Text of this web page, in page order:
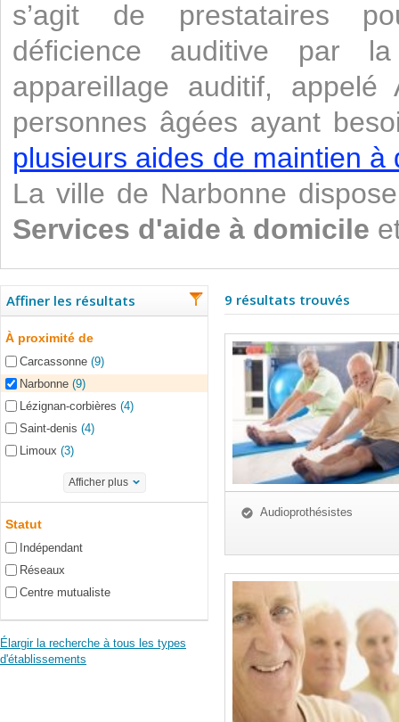
s’agit de prestataires
déficience auditive par
appareillage auditif, appelé
personnes âgées ayant
plusieurs aides de maintien
La ville de Narbonne
Services d'aide à domicile
Affiner les résultats
À proximité de
Carcassonne (9)
Narbonne (9)
Lézignan-corbières (4)
Saint-denis (4)
Limoux (3)
Afficher plus
Statut
Indépendant
Réseaux
Centre mutualiste
Élargir la recherche à tous les types
d'établissements
9 résultats trouvés
Audioprothésistes